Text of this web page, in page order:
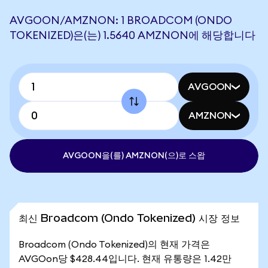
AVGOON/AMZNON: 1 BROADCOM (ONDO
TOKENIZED)은(는) 1.5640 AMZNON에 해당합니다
AVGOON
AMZNON
AVGOON을(를) AMZNON(으)로 스왑
최신 Broadcom (Ondo Tokenized) 시장 정보
Broadcom (Ondo Tokenized)의 현재 가격은
AVGOon당 $428.44입니다. 현재 유통량은 1.42만